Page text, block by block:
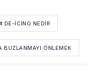
DE-ICING NEDIR
BUZLANMAYI ÖNLEMEK